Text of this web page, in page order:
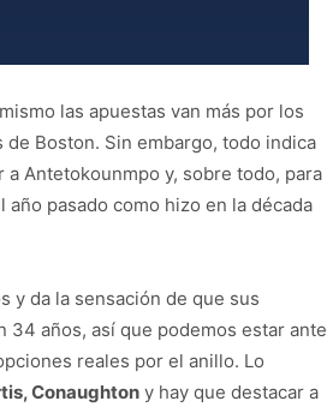
las apuestas van más por los
Boston. Sin embargo, todo indica
Antetokounmpo y, sobre todo, para
año pasado como hizo en la década
y da la sensación de que sus
34 años, así que podemos estar ante
reales por el anillo. Lo
Conaughton y hay que destacar a